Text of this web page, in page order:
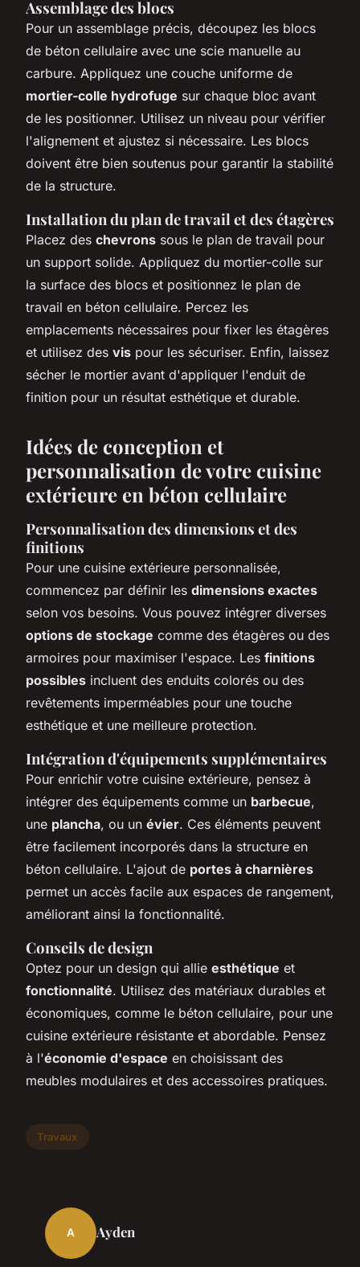
Assemblage des blocs
Pour un assemblage précis, découpez les blocs
de béton cellulaire avec une scie manuelle au
carbure. Appliquez une couche uniforme de
mortier-colle hydrofuge sur chaque bloc avant
de les positionner. Utilisez un niveau pour vérifier
l'alignement et ajustez si nécessaire. Les blocs
doivent être bien soutenus pour garantir la stabilité
de la structure.
Installation du plan de travail et des étagères
Placez des chevrons sous le plan de travail pour
un support solide. Appliquez du mortier-colle sur
la surface des blocs et positionnez le plan de
travail en béton cellulaire. Percez les
emplacements nécessaires pour fixer les étagères
et utilisez des vis pour les sécuriser. Enfin, laissez
sécher le mortier avant d'appliquer l'enduit de
finition pour un résultat esthétique et durable.
Idées de conception et
personnalisation de votre cuisine
extérieure en béton cellulaire
Personnalisation des dimensions et des
finitions
Pour une cuisine extérieure personnalisée,
commencez par définir les dimensions exactes
selon vos besoins. Vous pouvez intégrer diverses
options de stockage comme des étagères ou des
armoires pour maximiser l'espace. Les finitions
possibles incluent des enduits colorés ou des
revêtements imperméables pour une touche
esthétique et une meilleure protection.
Intégration d'équipements supplémentaires
Pour enrichir votre cuisine extérieure, pensez à
intégrer des équipements comme un barbecue,
une plancha, ou un évier. Ces éléments peuvent
être facilement incorporés dans la structure en
béton cellulaire. L'ajout de portes à charnières
permet un accès facile aux espaces de rangement,
améliorant ainsi la fonctionnalité.
Conseils de design
Optez pour un design qui allie esthétique et
fonctionnalité. Utilisez des matériaux durables et
économiques, comme le béton cellulaire, pour une
cuisine extérieure résistante et abordable. Pensez
à l'économie d'espace en choisissant des
meubles modulaires et des accessoires pratiques.
Travaux
A Ayden